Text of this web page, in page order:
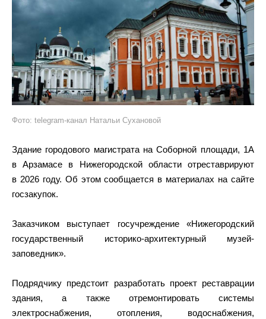
Фото: telegram-канал Натальи Сухановой
Здание городового магистрата на Соборной площади, 1А
в Арзамасе в Нижегородской области отреставрируют
в 2026 году. Об этом сообщается в материалах на сайте
госзакупок.
Заказчиком выступает госучреждение «Нижегородский
государственный историко-архитектурный музей-
заповедник».
Подрядчику предстоит разработать проект реставрации
здания, а также отремонтировать системы
электроснабжения, отопления, водоснабжения,